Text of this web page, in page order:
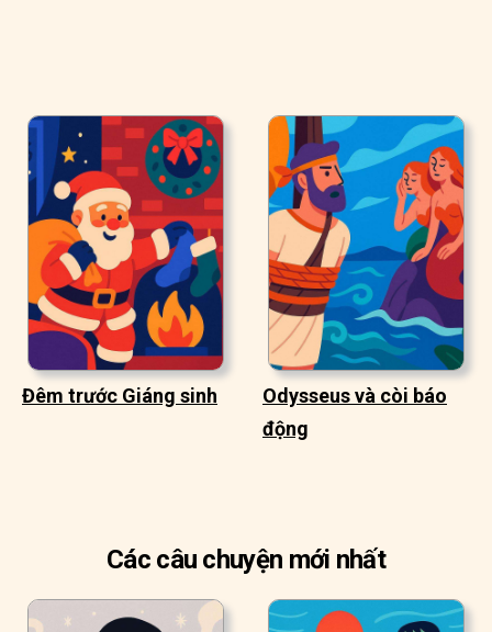
Đêm trước Giáng sinh
Odysseus và còi báo
động
Các câu chuyện mới nhất